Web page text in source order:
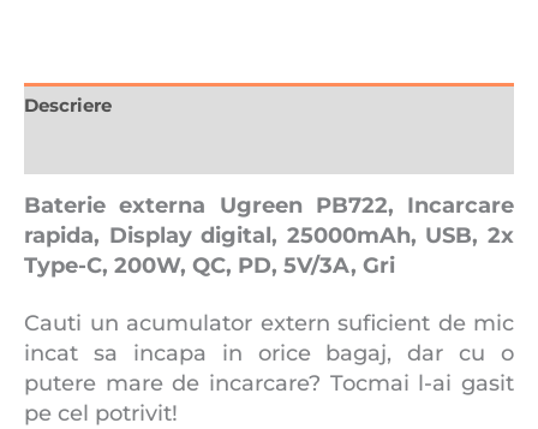
Descriere
Baterie externa Ugreen PB722, Incarcare
rapida, Display digital, 25000mAh, USB, 2x
Type-C, 200W, QC, PD, 5V/3A, Gri
Cauti un acumulator extern suficient de mic
incat sa incapa in orice bagaj, dar cu o
putere mare de incarcare? Tocmai l-ai gasit
pe cel potrivit!